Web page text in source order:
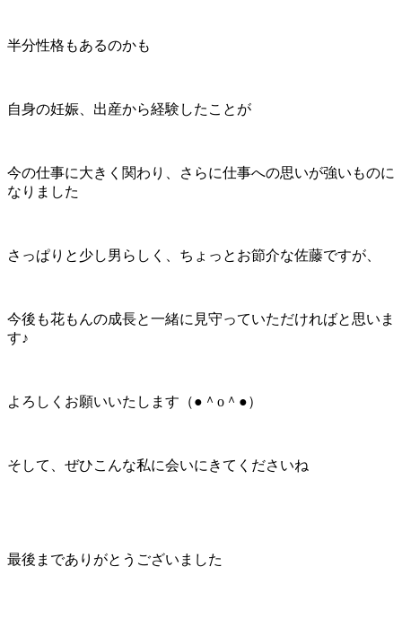
半分性格もあるのかも
自身の妊娠、出産から経験したことが
今の仕事に大きく関わり、さらに仕事への思いが強いものに
なりました
さっぱりと少し男らしく、ちょっとお節介な佐藤ですが、
今後も花もんの成長と一緒に見守っていただければと思いま
す♪
よろしくお願いいたします（●＾o＾●）
そして、ぜひこんな私に会いにきてくださいね
最後までありがとうございました